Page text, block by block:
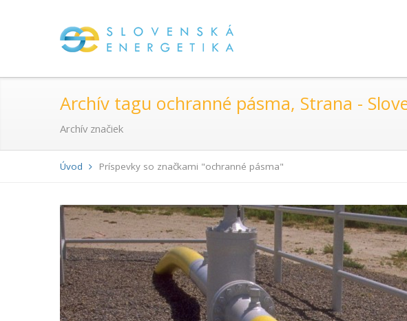
Archív tagu ochranné pásma, Strana -
Archív značiek
Úvod Príspevky so značkami "ochranné pásma"